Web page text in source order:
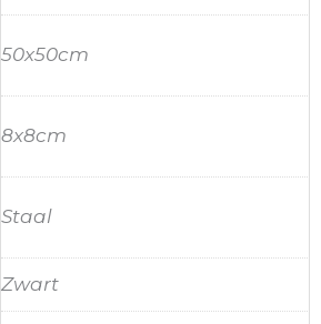
50x50cm
8x8cm
Staal
Zwart